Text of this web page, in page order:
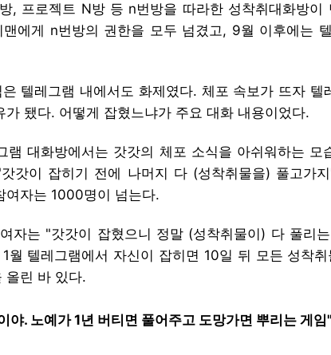
, 프로젝트 N방 등 n번방을 따라한 성착취대화방이
에게 n번방의 권한을 모두 넘겼고, 9월 이후에는
텔레그램 내에서도 화제였다. 체포 속보가 뜨자 텔
가 됐다. 어떻게 잡혔느냐가 주요 대화 내용이었다.
램 대화방에서는 갓갓의 체포 소식을 아쉬워하는 모
갓이 잡히기 전에 나머지 다 (성착취물을) 풀고가
여자는 1000명이 넘는다.
자는 "갓갓이 잡혔으니 정말 (성착취물이) 다 풀리
월 텔레그램에서 자신이 잡히면 10일 뒤 모든 성착
올린 바 있다.
야. 노예가 1년 버티면 풀어주고 도망가면 뿌리는 게임"